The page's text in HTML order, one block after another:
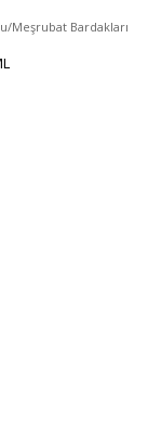
Meşrubat Bardakları